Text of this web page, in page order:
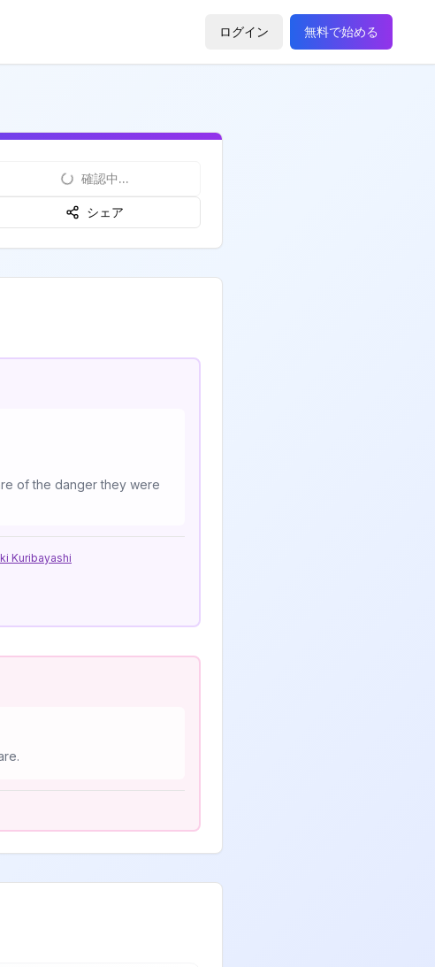
ログイン 無料で始める
確認中...
シェア
of the danger they were
Kuribayashi